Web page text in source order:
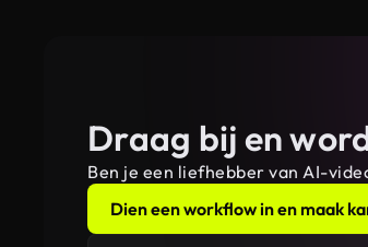
Draag bij en
Ben je een liefhebber van AI-
Dien een workflow in en maak